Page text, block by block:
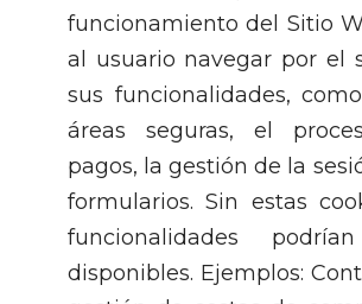
funcionamiento del Sitio
al usuario navegar por el
sus funcionalidades,
áreas seguras, el
pagos, la gestión de la
formularios. Sin estas
funcionalidades
disponibles. Ejemplos: